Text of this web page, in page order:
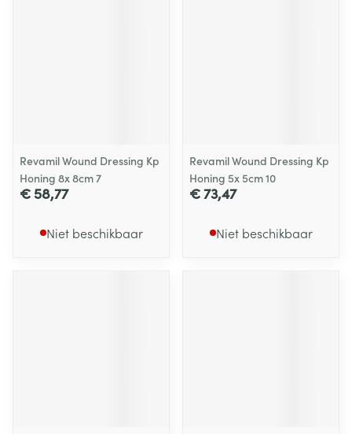
Revamil Wound Dressing Kp
Honing 8x 8cm 7
€ 58,77
Niet beschikbaar
Revamil Wound Dressing Kp
Honing 5x 5cm 10
€ 73,47
Niet beschikbaar